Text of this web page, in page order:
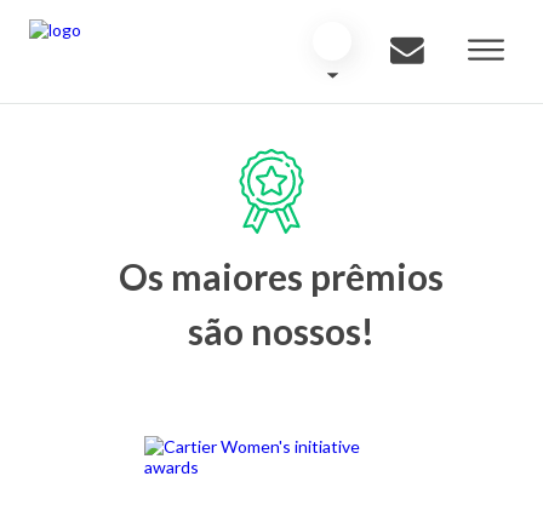
Os maiores prêmios
são nossos!